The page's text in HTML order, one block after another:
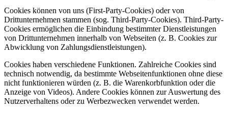
Cookies können von uns (First-Party-Cookies) oder von
Drittunternehmen stammen (sog. Third-Party-Cookies). Third-Party-
Cookies ermöglichen die Einbindung bestimmter Dienstleistungen
von Drittunternehmen innerhalb von Webseiten (z. B. Cookies zur
Abwicklung von Zahlungsdienstleistungen).
Cookies haben verschiedene Funktionen. Zahlreiche Cookies sind
technisch notwendig, da bestimmte Webseitenfunktionen ohne diese
nicht funktionieren würden (z. B. die Warenkorbfunktion oder die
Anzeige von Videos). Andere Cookies können zur Auswertung des
Nutzerverhaltens oder zu Werbezwecken verwendet werden.